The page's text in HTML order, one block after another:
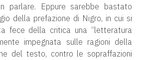
parlare. Eppure sarebbe bastato
della prefazione di Nigro, in cui si
fece della critica una “letteratura
impegnata sulle ragioni della
del testo, contro le sopraffazioni